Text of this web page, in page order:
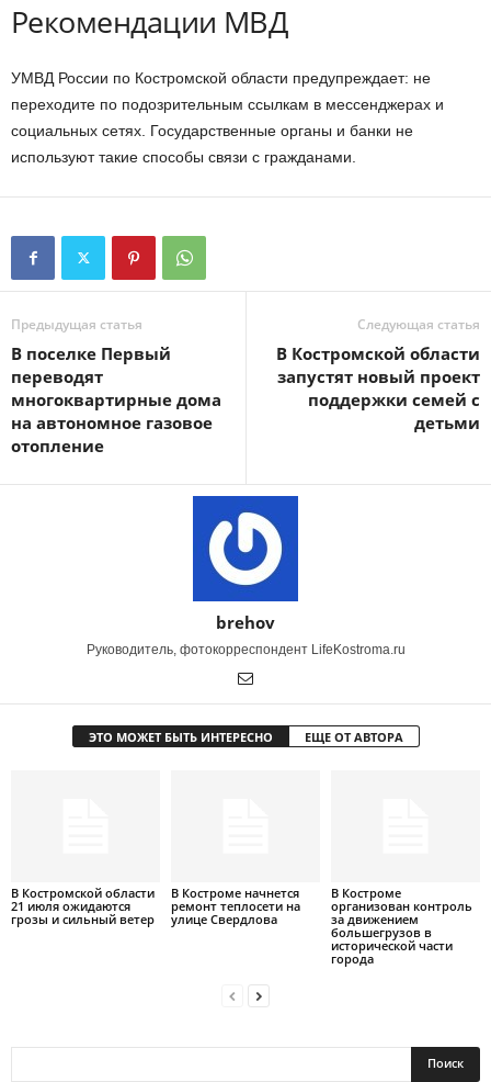
Рекомендации МВД
УМВД России по Костромской области предупреждает: не
переходите по подозрительным ссылкам в мессенджерах и
социальных сетях. Государственные органы и банки не
используют такие способы связи с гражданами.
Предыдущая статья
В поселке Первый
переводят
многоквартирные дома
на автономное газовое
отопление
Следующая статья
В Костромской области
запустят новый проект
поддержки семей с
детьми
brehov
Руководитель, фотокорреспондент LifeKostroma.ru
ЭТО МОЖЕТ БЫТЬ ИНТЕРЕСНО ЕЩЕ ОТ АВТОРА
В Костромской области
21 июля ожидаются
грозы и сильный ветер
В Костроме начнется
ремонт теплосети на
улице Свердлова
В Костроме
организован контроль
за движением
большегрузов в
исторической части
города